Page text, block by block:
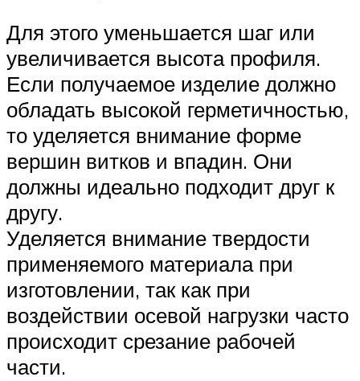
Для этого уменьшается шаг или
увеличивается высота профиля.
Если получаемое изделие должно
обладать высокой герметичностью,
то уделяется внимание форме
вершин витков и впадин. Они
должны идеально подходит друг к
другу.
Уделяется внимание твердости
применяемого материала при
изготовлении, так как при
воздействии осевой нагрузки часто
происходит срезание рабочей
части.